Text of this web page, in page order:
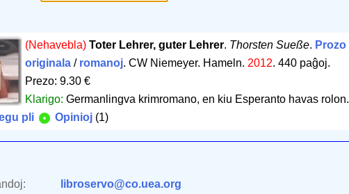
(Nehavebla) Toter Lehrer, guter Lehrer. Thorsten Sueße. Prozo
originala / romanoj. CW Niemeyer. Hameln. 2012.440 paĝoj.
Prezo: 9.30 €
Klarigo:Germanlingva krimromano, en kiu Esperanto havas rolon.
pli
Opinioj (1)
libroservo@co.uea.org